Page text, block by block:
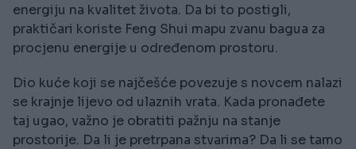
energiju na kvalitet života. Da bi to postigli,
praktičari koriste Feng Shui mapu zvanu bagua za
procjenu energije u određenom prostoru.
Dio kuće koji se najčešće povezuje s novcem nalazi
se krajnje lijevo od ulaznih vrata. Kada pronađete
taj ugao, važno je obratiti pažnju na stanje
prostorije. Da li je pretrpana stvarima? Da li se tamo